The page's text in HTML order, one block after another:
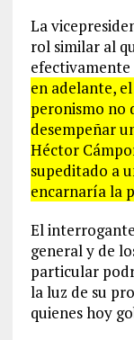
La
rol similar al
en adelante,
peronismo no
desempeñar
Héctor
supeditado a
encarnaría la
El
general y de
particular
la luz de su
quienes hoy